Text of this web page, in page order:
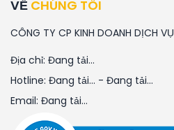
VỀ CHÚNG TÔI
CÔNG TY CP KINH DOANH DỊCH
Địa chỉ: Đang tải...
Hotline: Đang tải... - Đang tải...
Email: Đang tải...